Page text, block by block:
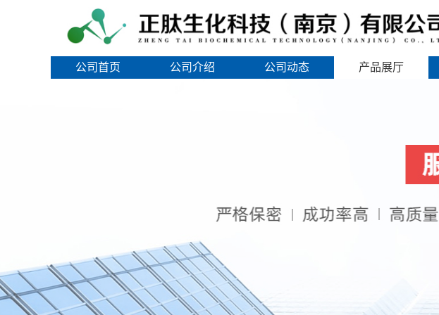
公司首页 公司介绍 公司动态 产品展厅